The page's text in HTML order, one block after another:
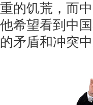
重的饥荒，而
他希望看到中
的矛盾和冲突